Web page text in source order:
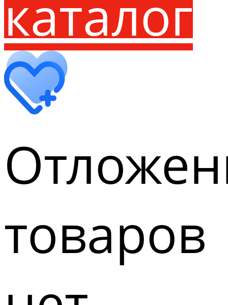
каталог
товаров